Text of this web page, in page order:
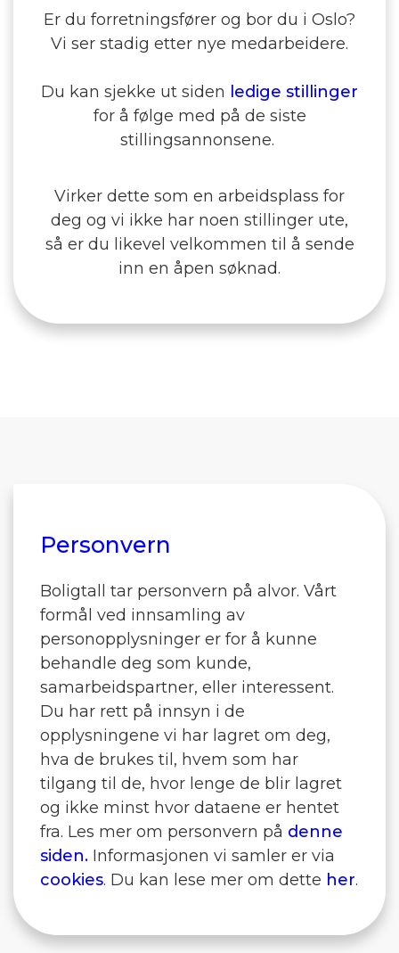
Er du forretningsfører og bor du i Oslo?
Vi ser stadig etter nye medarbeidere.
Du kan sjekke ut siden ledige stillinger
for å følge med på de siste
stillingsannonsene.
Virker dette som en arbeidsplass for
deg og vi ikke har noen stillinger ute,
så er du likevel velkommen til å sende
inn en åpen søknad.
Personvern
Boligtall tar personvern på alvor. Vårt
formål ved innsamling av
personopplysninger er for å kunne
behandle deg som kunde,
samarbeidspartner, eller interessent.
Du har rett på innsyn i de
opplysningene vi har lagret om deg,
hva de brukes til, hvem som har
tilgang til de, hvor lenge de blir lagret
og ikke minst hvor dataene er hentet
fra. Les mer om personvern på denne
siden. Informasjonen vi samler er via
cookies. Du kan lese mer om dette her.